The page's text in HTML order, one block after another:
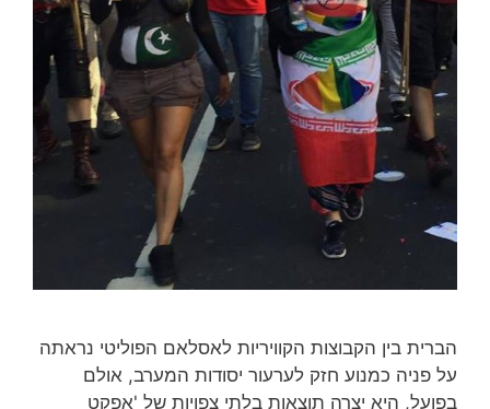
הברית בין הקבוצות הקוויריות לאסלאם הפוליטי נראתה
על פניה כמנוע חזק לערעור יסודות המערב, אולם
בפועל, היא יצרה תוצאות בלתי צפויות של 'אפקט